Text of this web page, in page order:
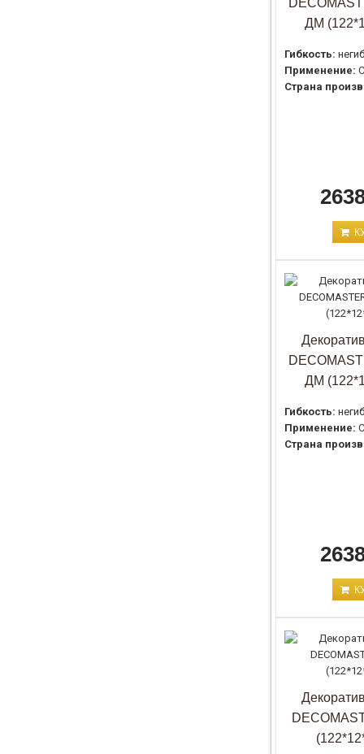
ДМ
Гибкость:
Применение:
Страна
ДМ
Гибкость:
Применение:
Страна